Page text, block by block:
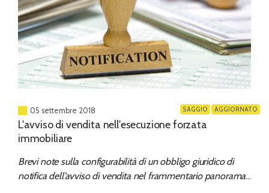
05 settembre 2018 AGGIORNATO
SAGGIO
L'avviso di vendita nell'esecuzione forzata
immobiliare
Brevi note sulla configurabilità di un obbligo giuridico di
notifica dell’avviso di vendita nel frammentario panorama